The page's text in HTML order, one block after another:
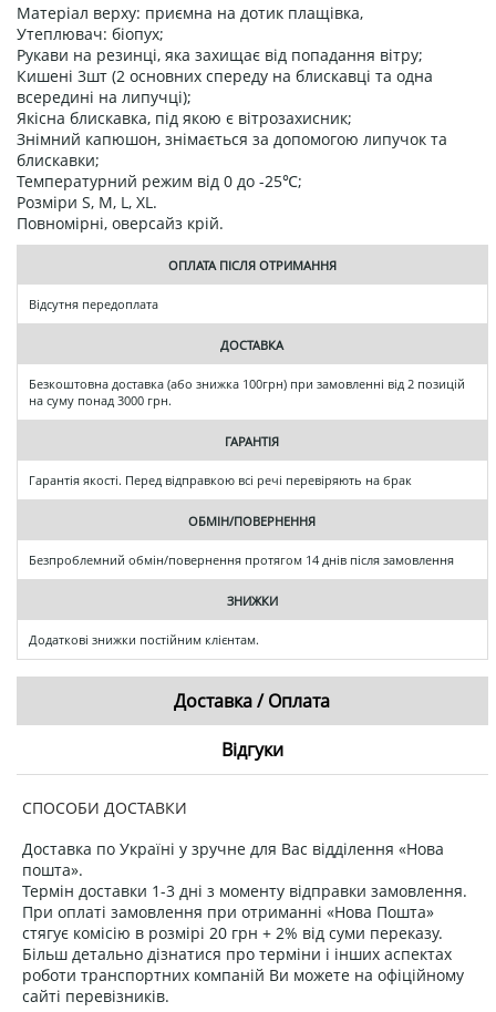
Матеріал верху: приємна на дотик плащівка,
Утеплювач: біопух;
Рукави на резинці, яка захищає від попадання вітру;
Кишені 3шт (2 основних спереду на блискавці та одна
всередині на липучці);
Якісна блискавка, під якою є вітрозахисник;
Знімний капюшон, знімається за допомогою липучок та
блискавки;
Температурний режим від 0 до -25℃;
Розміри S, M, L, XL.
Повномірні, оверсайз крій.
ОПЛАТА ПІСЛЯ ОТРИМАННЯ
Відсутня передоплата
ДОСТАВКА
Безкоштовна доставка (або знижка 100грн) при замовленні від 2 позицій
на суму понад 3000 грн.
ГАРАНТІЯ
Гарантія якості. Перед відправкою всі речі перевіряють на брак
ОБМІН/ПОВЕРНЕННЯ
Безпроблемний обмін/повернення протягом 14 днів після замовлення
ЗНИЖКИ
Додаткові знижки постійним клієнтам.
Доставка / Оплата
Відгуки
СПОСОБИ ДОСТАВКИ
Доставка по Україні у зручне для Вас відділення «Нова
пошта».
Термін доставки 1-3 дні з моменту відправки замовлення.
При оплаті замовлення при отриманні «Нова Пошта»
стягує комісію в розмірі 20 грн + 2% від суми переказу.
Більш детально дізнатися про терміни і інших аспектах
роботи транспортних компаній Ви можете на офіційному
сайті перевізників.